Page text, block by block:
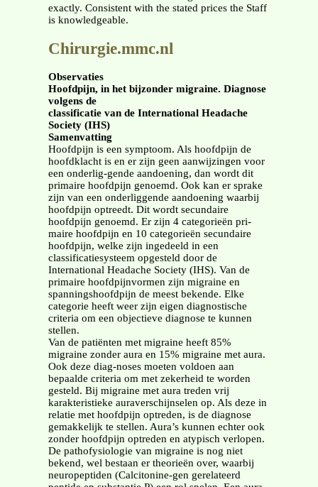
exactly. Consistent with the stated prices the Staff
is knowledgeable.
Chirurgie.mmc.nl
Observaties
Hoofdpijn, in het bijzonder migraine. Diagnose
volgens de
classificatie van de International Headache
Society (IHS)
Samenvatting
Hoofdpijn is een symptoom. Als hoofdpijn de
hoofdklacht is en er zijn geen aanwijzingen voor
een onderlig-gende aandoening, dan wordt dit
primaire hoofdpijn genoemd. Ook kan er sprake
zijn van een onderliggende aandoening waarbij
hoofdpijn optreedt. Dit wordt secundaire
hoofdpijn genoemd. Er zijn 4 categorieën pri-
maire hoofdpijn en 10 categorieën secundaire
hoofdpijn, welke zijn ingedeeld in een
classificatiesysteem opgesteld door de
International Headache Society (IHS). Van de
primaire hoofdpijnvormen zijn migraine en
spanningshoofdpijn de meest bekende. Elke
categorie heeft weer zijn eigen diagnostische
criteria om een objectieve diagnose te kunnen
stellen.
Van de patiënten met migraine heeft 85%
migraine zonder aura en 15% migraine met aura.
Ook deze diag-noses moeten voldoen aan
bepaalde criteria om met zekerheid te worden
gesteld. Bij migraine met aura treden vrij
karakteristieke auraverschijnselen op. Als deze in
relatie met hoofdpijn optreden, is de diagnose
gemakkelijk te stellen. Aura’s kunnen echter ook
zonder hoofdpijn optreden en atypisch verlopen.
De pathofysiologie van migraine is nog niet
bekend, wel bestaan er theorieën over, waarbij
neuropeptiden (Calcitonine-gen gerelateerd